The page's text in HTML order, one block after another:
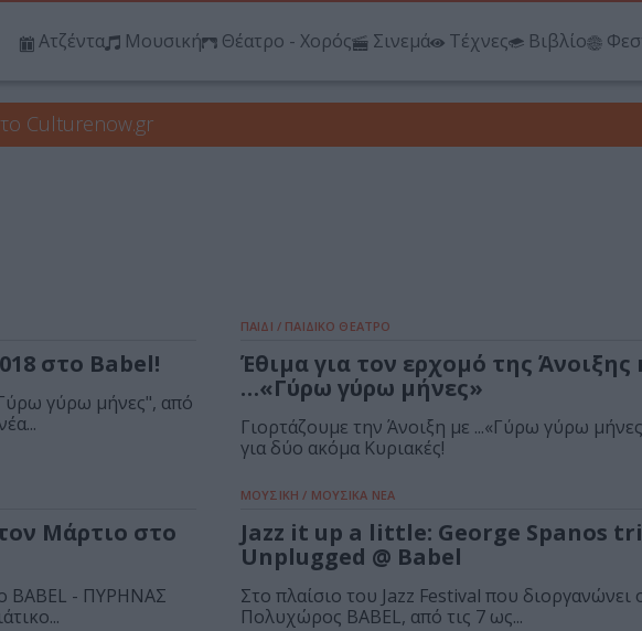
Ατζέντα Μουσική Θέατρο - Χορός Σινεμά Τέχνες Βιβλίο
Culturenow.gr
στο Babel!
γύρω μήνες", από
ΠΑΙΔΙ / ΠΑΙΔΙΚΟ ΘΕΑΤΡΟ
Έθιμα για τον ερχομό της Άνοιξης
…«Γύρω γύρω μήνες»
Γιορτάζουμε την Άνοιξη με ...«Γύρω γύρω
για δύο ακόμα Κυριακές!
Μάρτιο στο
BΑBEL - ΠΥΡΗΝΑΣ
ΜΟΥΣΙΚΗ / ΜΟΥΣΙΚΑ ΝΕΑ
Jazz it up a little: George Spanos
Unplugged @ Babel
Στο πλαίσιο του Jazz Festival που διοργανώνει
Πολυχώρος BABEL, από τις 7 ως...